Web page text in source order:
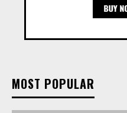
MOST POPULAR